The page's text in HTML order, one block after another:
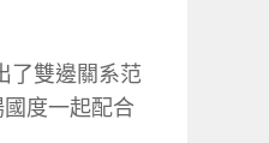
了雙邊關系范
度一起配合